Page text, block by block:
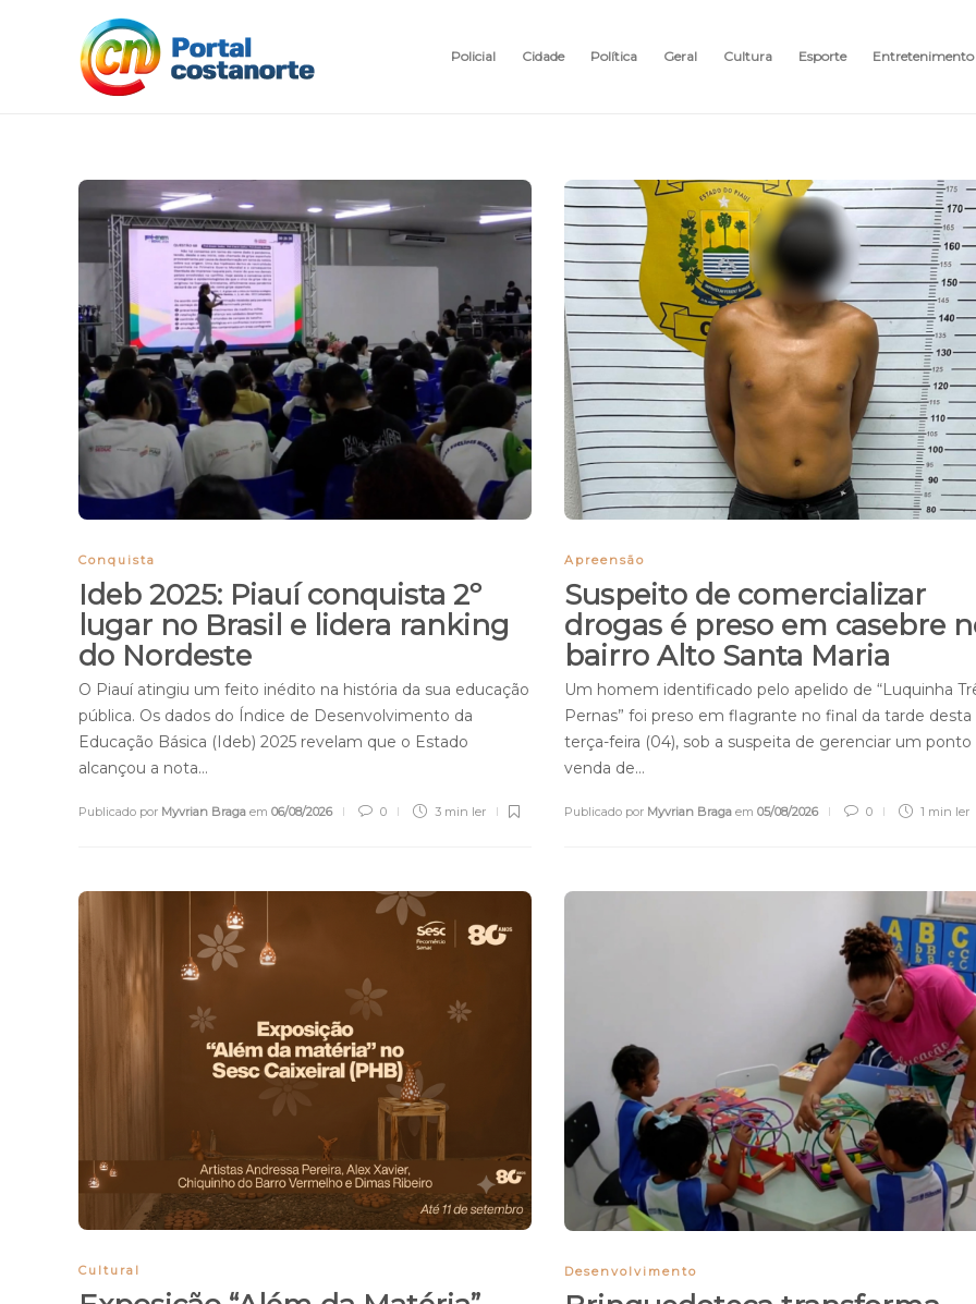
Policial Cidade Política Geral Cultura Esporte Entretenimento
Conquista
Ideb 2025: Piauí conquista 2º
lugar no Brasil e lidera ranking
do Nordeste
O Piauí atingiu um feito inédito na história da sua educação
pública. Os dados do Índice de Desenvolvimento da
Educação Básica (Ideb) 2025 revelam que o Estado
alcançou a nota…
Publicado por Myvrian Braga em 06/08/2026 0 3 min ler
Apreensão
Suspeito de comercializar
drogas é preso em casebre
bairro Alto Santa Maria
Um homem identificado pelo apelido de “Luquinha
Pernas” foi preso em flagrante no final da tarde desta
terça-feira (04), sob a suspeita de gerenciar um ponto
venda de…
Publicado por Myvrian Braga em 05/08/2026 0 1 min ler
Cultural Desenvolvimento